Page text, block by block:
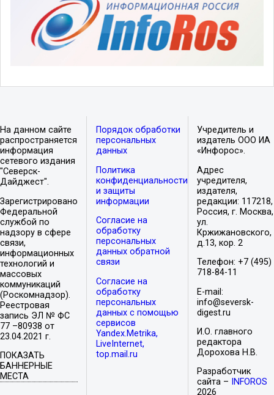
На данном сайте
распространяется
информация
сетевого издания
"Северск-
Дайджест".
Зарегистрировано
Федеральной
службой по
надзору в сфере
связи,
информационных
технологий и
массовых
коммуникаций
(Роскомнадзор).
Реестровая
запись ЭЛ № ФС
77 –80938 от
23.04.2021 г.
ПОКАЗАТЬ
БАННЕРНЫЕ
МЕСТА
Порядок обработки
персональных
данных
Политика
конфиденциальности
и защиты
информации
Согласие на
обработку
персональных
данных обратной
связи
Согласие на
обработку
персональных
данных с помощью
сервисов
Yandex.Metrika,
LiveInternet,
top.mail.ru
Учредитель и
издатель ООО ИА
«Инфорос».
Адрес
учредителя,
издателя,
редакции: 117218,
Россия, г. Москва,
ул.
Кржижановского,
д.13, кор. 2
Телефон: +7 (495)
718-84-11
E-mail:
info@seversk-
digest.ru
И.О. главного
редактора
Дорохова Н.В.
Разработчик
сайта –
INFOROS
2026